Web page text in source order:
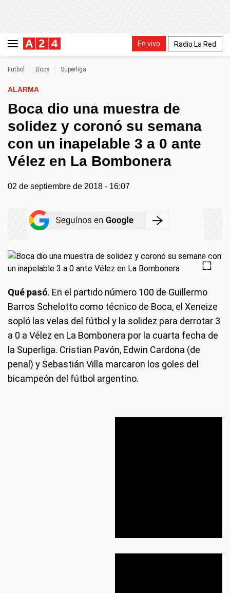
En vivo Radio La Red
Futbol Boca Superliga
ALARMA
Boca dio una muestra de
solidez y coronó su semana
con un inapelable 3 a 0 ante
Vélez en La Bombonera
02 de septiembre de 2018 - 16:07
Qué pasó. En el partido número 100 de Guillermo
Barros Schelotto como técnico de Boca, el Xeneize
sopló las velas del fútbol y la solidez para derrotar 3
a 0 a Vélez en La Bombonera por la cuarta fecha de
la Superliga. Cristian Pavón, Edwin Cardona (de
penal) y Sebastián Villa marcaron los goles del
bicampeón del fútbol argentino.